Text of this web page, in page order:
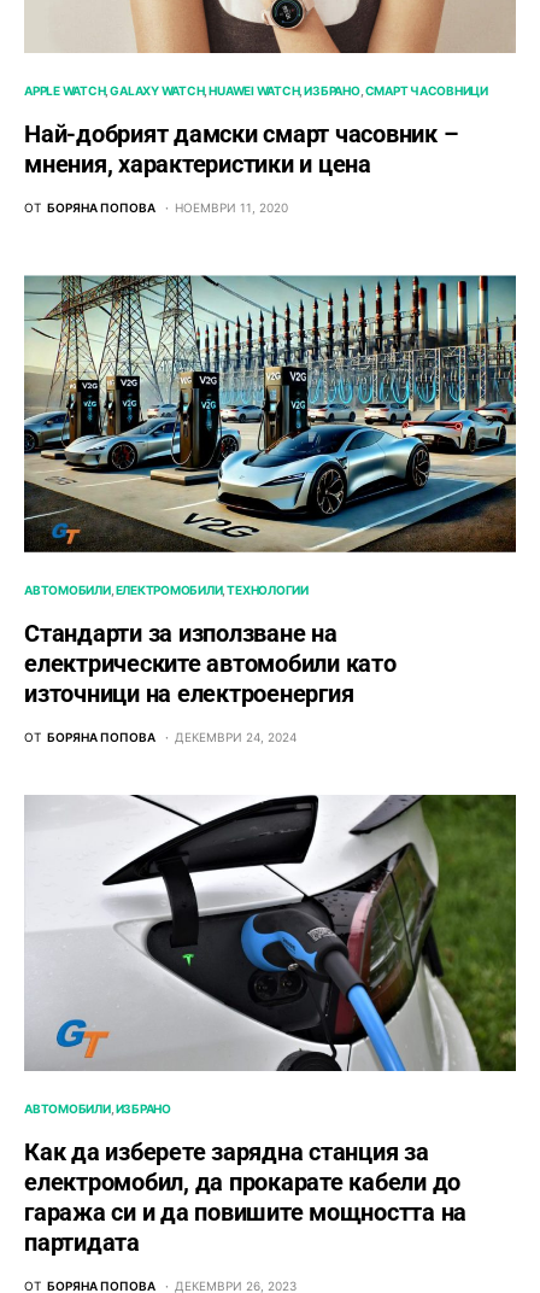
APPLE WATCH GALAXY WATCH HUAWEI WATCH ИЗБРАНО СМАРТ ЧАСОВНИЦИ
Най-добрият дамски смарт часовник –
мнения, характеристики и цена
ОТ БОРЯНА ПОПОВА НОЕМВРИ 11, 2020
АВТОМОБИЛИ ЕЛЕКТРОМОБИЛИ ТЕХНОЛОГИИ
Стандарти за използване на
електрическите автомобили като
източници на електроенергия
ОТ БОРЯНА ПОПОВА ДЕКЕМВРИ 24, 2024
АВТОМОБИЛИ ИЗБРАНО
Как да изберете зарядна станция за
електромобил, да прокарате кабели до
гаража си и да повишите мощността на
партидата
ОТ БОРЯНА ПОПОВА ДЕКЕМВРИ 26, 2023